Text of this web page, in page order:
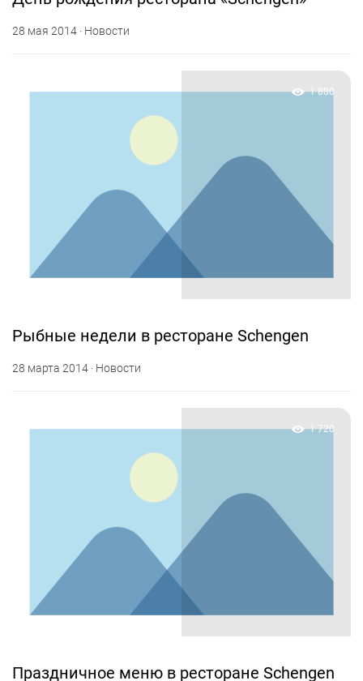
28 мая 2014 · Новости
1 880
Рыбные недели в ресторане Schengen
28 марта 2014 · Новости
1 720
Праздничное меню в ресторане Schengen